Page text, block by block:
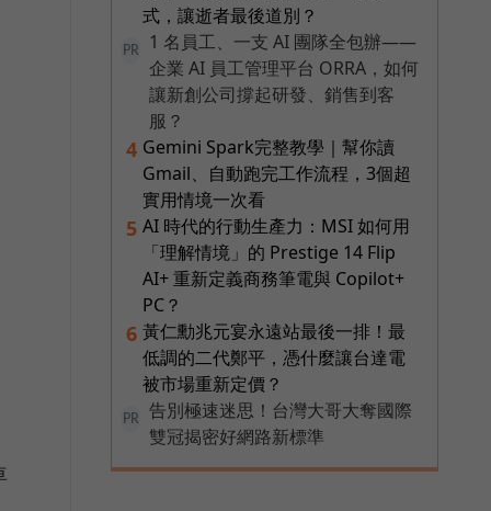
式，讓逝者最後道別？
PR
1 名員工、一支 AI 團隊全包辦——
企業 AI 員工管理平台 ORRA，如何
讓新創公司撐起研發、銷售到客
服？
4 Gemini Spark完整教學｜幫你讀
Gmail、自動跑完工作流程，3個超
實用情境一次看
5 AI 時代的行動生產力：MSI 如何用
「理解情境」的 Prestige 14 Flip
AI+ 重新定義商務筆電與 Copilot+
PC？
6 黃仁勳兆元宴永遠站最後一排！最
低調的二代鄭平，憑什麼讓台達電
被市場重新定價？
PR
告別極速迷思！台灣大哥大奪國際
雙冠揭密好網路新標準